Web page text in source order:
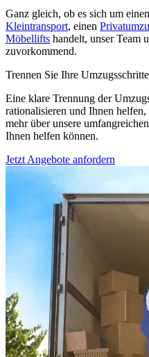
Ganz gleich, ob es sich um
Kleintransport, einen
Möbellifts handelt, unser Team
zuvorkommend.
Trennen Sie Ihre Umzugsschritte
Eine klare Trennung der
rationalisieren und Ihnen
mehr über unsere
Ihnen helfen können.
Jetzt Angebote anfordern